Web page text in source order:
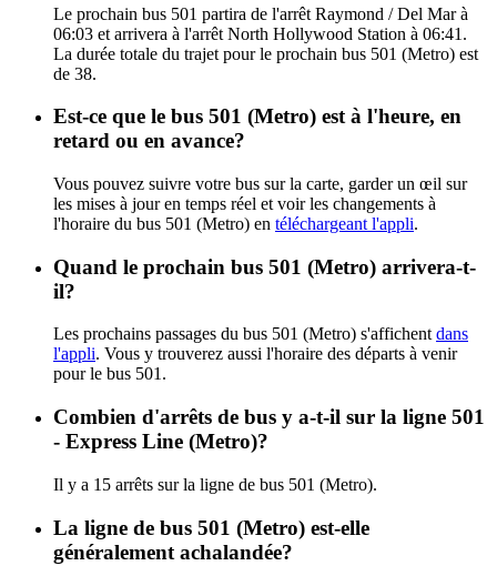
Le prochain bus 501 partira de l'arrêt Raymond / Del Mar à
06:03 et arrivera à l'arrêt North Hollywood Station à 06:41.
La durée totale du trajet pour le prochain bus 501 (Metro) est
de 38.
Est-ce que le bus 501 (Metro) est à l'heure, en
retard ou en avance?
Vous pouvez suivre votre bus sur la carte, garder un œil sur
les mises à jour en temps réel et voir les changements à
l'horaire du bus 501 (Metro) en téléchargeant l'appli.
Quand le prochain bus 501 (Metro) arrivera-t-
il?
Les prochains passages du bus 501 (Metro) s'affichent dans
l'appli. Vous y trouverez aussi l'horaire des départs à venir
pour le bus 501.
Combien d'arrêts de bus y a-t-il sur la ligne 501
- Express Line (Metro)?
Il y a 15 arrêts sur la ligne de bus 501 (Metro).
La ligne de bus 501 (Metro) est-elle
généralement achalandée?